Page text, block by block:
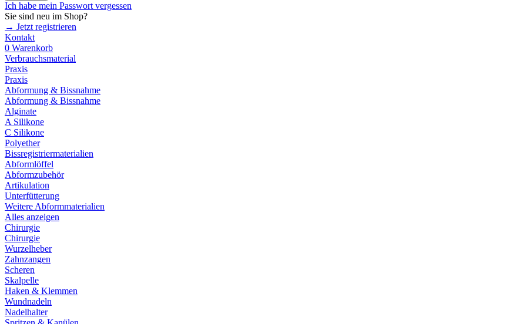
Ich habe mein Passwort vergessen
Sie sind neu im Shop?
→ Jetzt registrieren
Kontakt
0 Warenkorb
Verbrauchsmaterial
Praxis
Praxis
Abformung & Bissnahme
Abformung & Bissnahme
Alginate
A Silikone
C Silikone
Polyether
Bissregistriermaterialien
Abformlöffel
Abformzubehör
Artikulation
Unterfütterung
Weitere Abformmaterialien
Alles anzeigen
Chirurgie
Chirurgie
Wurzelheber
Zahnzangen
Scheren
Skalpelle
Haken & Klemmen
Wundnadeln
Nadelhalter